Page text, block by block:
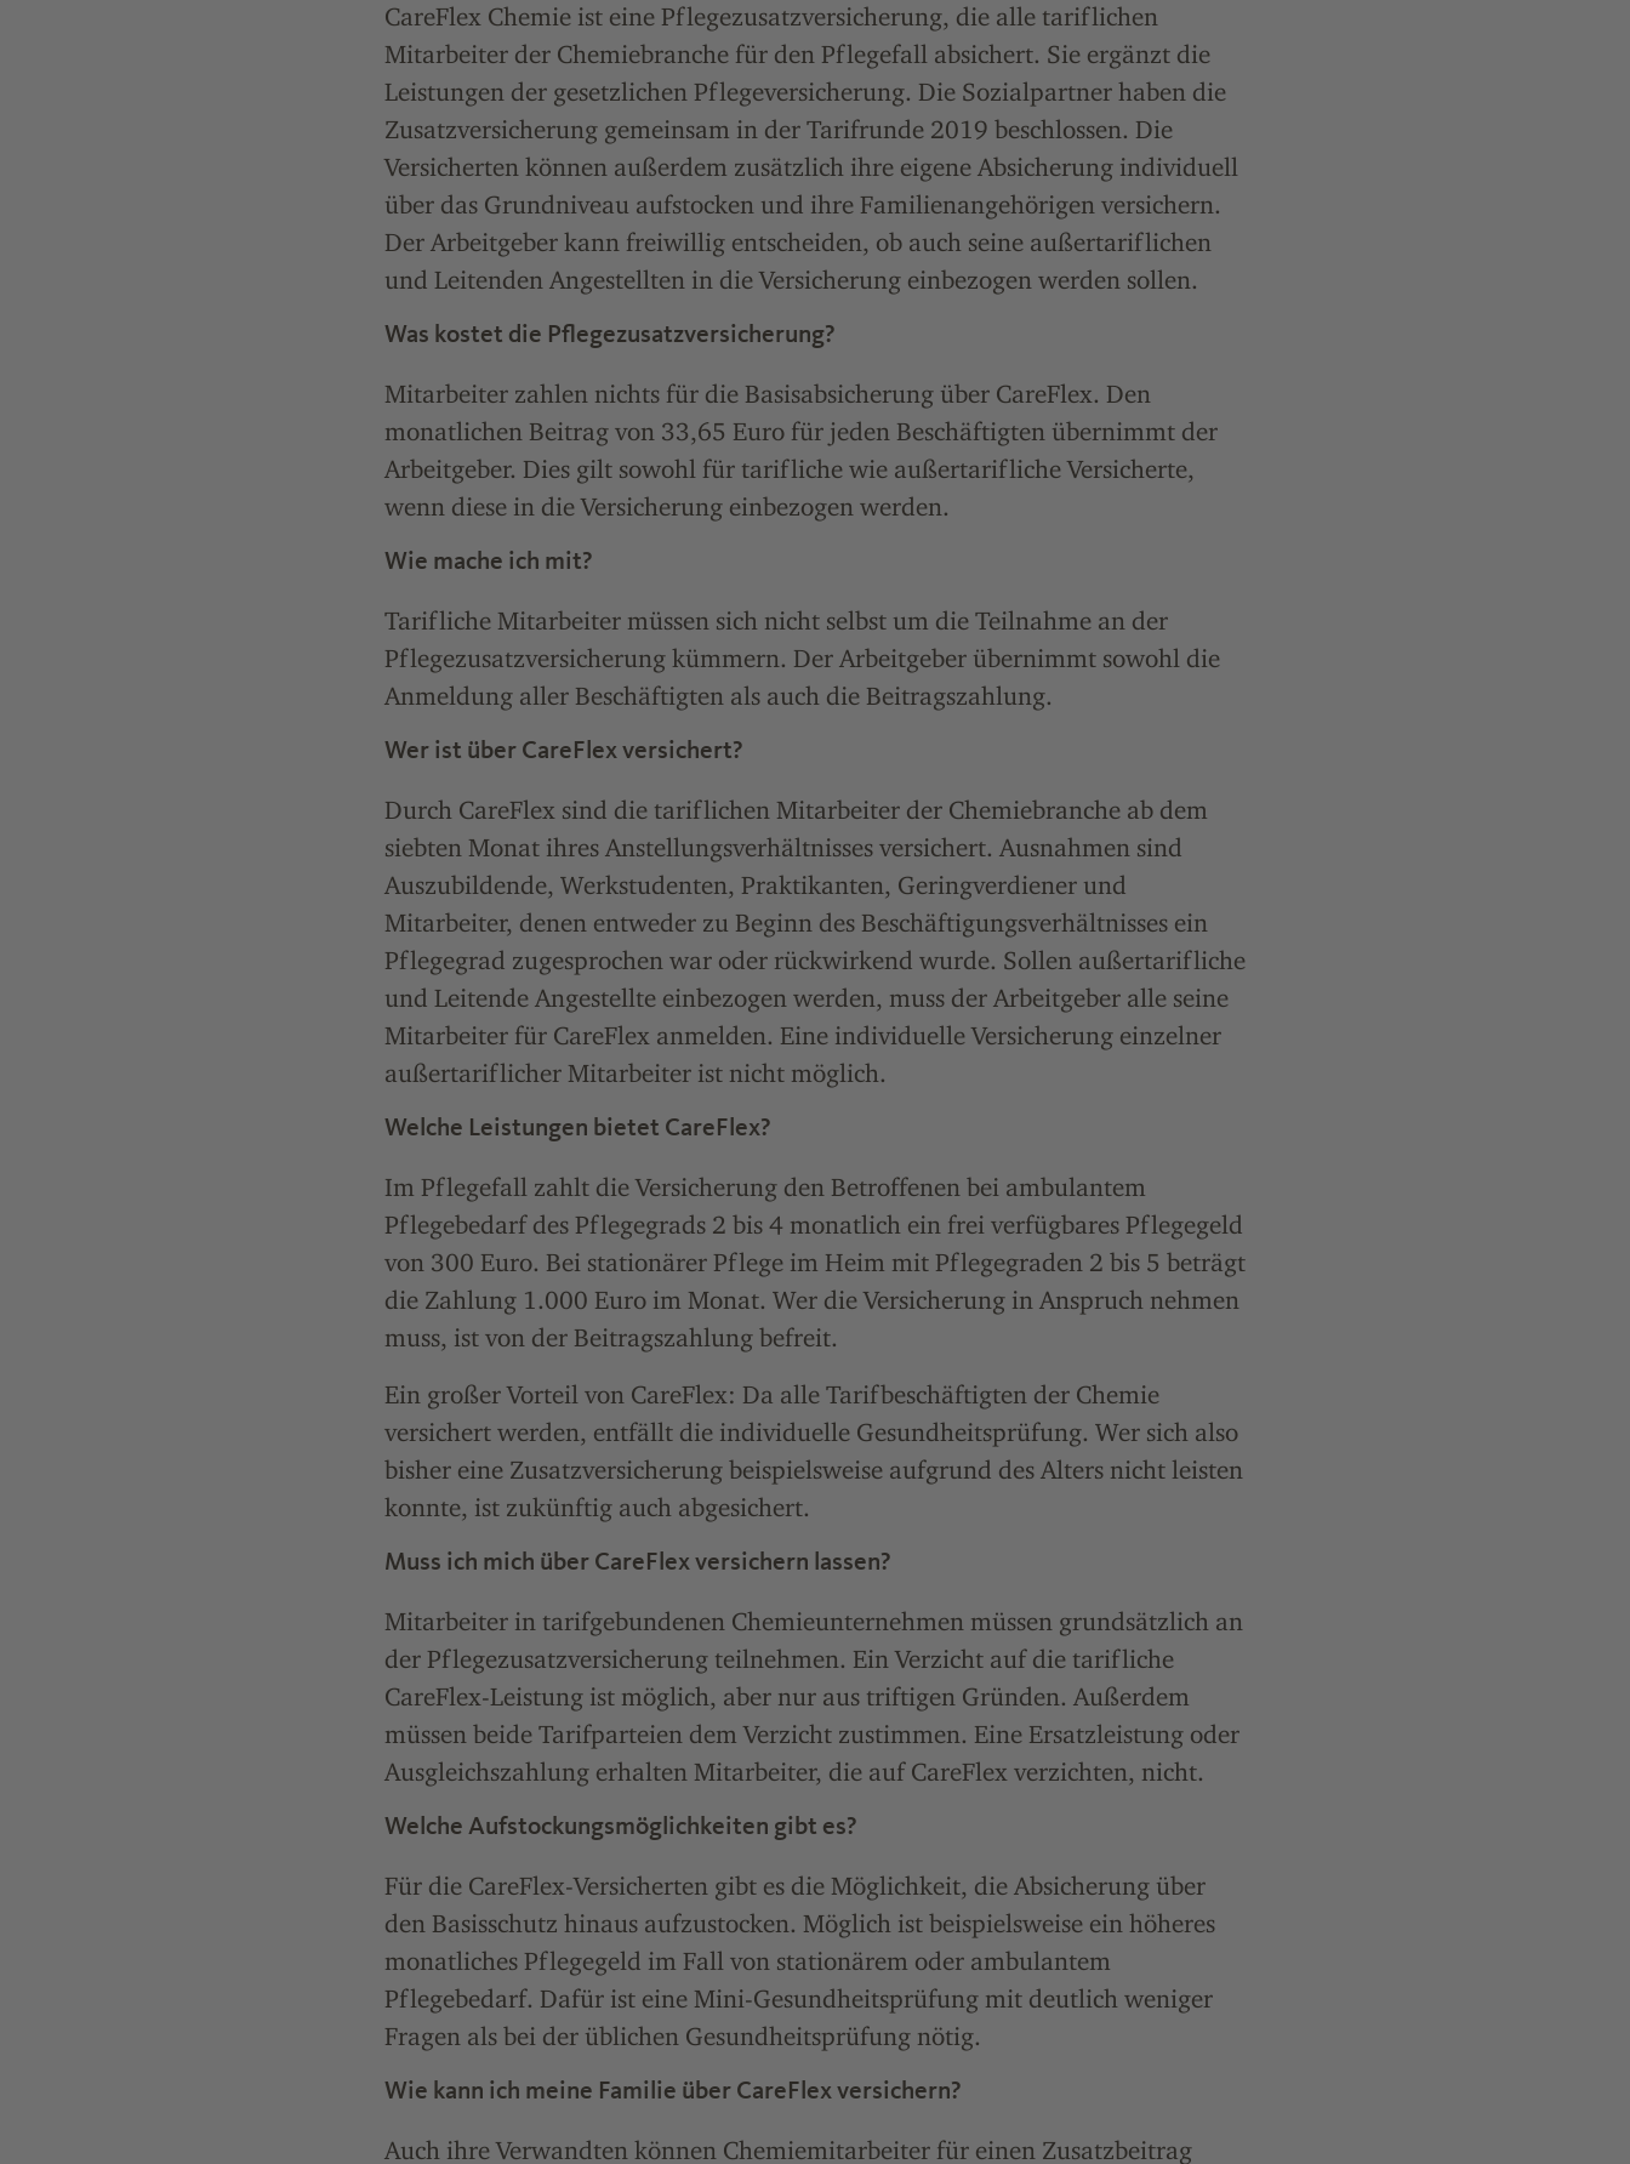
CareFlex Chemie ist eine Pflegezusatzversicherung, die alle tariflichen
Mitarbeiter der Chemiebranche für den Pflegefall absichert. Sie ergänzt die
Leistungen der gesetzlichen Pflegeversicherung. Die Sozialpartner haben die
Zusatzversicherung gemeinsam in der Tarifrunde 2019 beschlossen. Die
Versicherten können außerdem zusätzlich ihre eigene Absicherung individuell
über das Grundniveau aufstocken und ihre Familienangehörigen versichern.
Der Arbeitgeber kann freiwillig entscheiden, ob auch seine außertariflichen
und Leitenden Angestellten in die Versicherung einbezogen werden sollen.
Was kostet die Pflegezusatzversicherung?
Mitarbeiter zahlen nichts für die Basisabsicherung über CareFlex. Den
monatlichen Beitrag von 33,65 Euro für jeden Beschäftigten übernimmt der
Arbeitgeber. Dies gilt sowohl für tarifliche wie außertarifliche Versicherte,
wenn diese in die Versicherung einbezogen werden.
Wie mache ich mit?
Tarifliche Mitarbeiter müssen sich nicht selbst um die Teilnahme an der
Pflegezusatzversicherung kümmern. Der Arbeitgeber übernimmt sowohl die
Anmeldung aller Beschäftigten als auch die Beitragszahlung.
Wer ist über CareFlex versichert?
Durch CareFlex sind die tariflichen Mitarbeiter der Chemiebranche ab dem
siebten Monat ihres Anstellungsverhältnisses versichert. Ausnahmen sind
Auszubildende, Werkstudenten, Praktikanten, Geringverdiener und
Mitarbeiter, denen entweder zu Beginn des Beschäftigungsverhältnisses ein
Pflegegrad zugesprochen war oder rückwirkend wurde. Sollen außertarifliche
und Leitende Angestellte einbezogen werden, muss der Arbeitgeber alle seine
Mitarbeiter für CareFlex anmelden. Eine individuelle Versicherung einzelner
außertariflicher Mitarbeiter ist nicht möglich.
Welche Leistungen bietet CareFlex?
Im Pflegefall zahlt die Versicherung den Betroffenen bei ambulantem
Pflegebedarf des Pflegegrads 2 bis 4 monatlich ein frei verfügbares Pflegegeld
von 300 Euro. Bei stationärer Pflege im Heim mit Pflegegraden 2 bis 5 beträgt
die Zahlung 1.000 Euro im Monat. Wer die Versicherung in Anspruch nehmen
muss, ist von der Beitragszahlung befreit.
Ein großer Vorteil von CareFlex: Da alle Tarifbeschäftigten der Chemie
versichert werden, entfällt die individuelle Gesundheitsprüfung. Wer sich also
bisher eine Zusatzversicherung beispielsweise aufgrund des Alters nicht leisten
konnte, ist zukünftig auch abgesichert.
Muss ich mich über CareFlex versichern lassen?
Mitarbeiter in tarifgebundenen Chemieunternehmen müssen grundsätzlich an
der Pflegezusatzversicherung teilnehmen. Ein Verzicht auf die tarifliche
CareFlex-Leistung ist möglich, aber nur aus triftigen Gründen. Außerdem
müssen beide Tarifparteien dem Verzicht zustimmen. Eine Ersatzleistung oder
Ausgleichszahlung erhalten Mitarbeiter, die auf CareFlex verzichten, nicht.
Welche Aufstockungsmöglichkeiten gibt es?
Für die CareFlex-Versicherten gibt es die Möglichkeit, die Absicherung über
den Basisschutz hinaus aufzustocken. Möglich ist beispielsweise ein höheres
monatliches Pflegegeld im Fall von stationärem oder ambulantem
Pflegebedarf. Dafür ist eine Mini-Gesundheitsprüfung mit deutlich weniger
Fragen als bei der üblichen Gesundheitsprüfung nötig.
Wie kann ich meine Familie über CareFlex versichern?
Auch ihre Verwandten können Chemiemitarbeiter für einen Zusatzbeitrag